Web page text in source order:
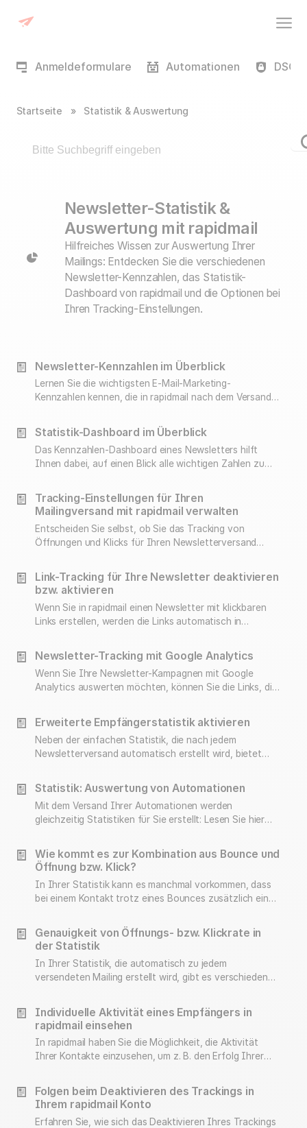
Anmeldeformulare Automationen
Startseite » Statistik & Auswertung
Newsletter-Statistik &
Auswertung mit rapidmail
Hilfreiches Wissen zur Auswertung Ihrer
Mailings: Entdecken Sie die verschiedenen
Newsletter-Kennzahlen, das Statistik-
Dashboard von rapidmail und die Optionen bei
Ihren Tracking-Einstellungen.
Newsletter-Kennzahlen im Überblick
Lernen Sie die wichtigsten E-Mail-Marketing-
Kennzahlen kennen, die in rapidmail nach dem Versand
Erfolgsmessung verwenden können.
Statistik-Dashboard im Überblick
Das Kennzahlen-Dashboard eines Newsletters hilft
Ihnen dabei, auf einen Blick alle wichtigen Zahlen zu
Tracking-Einstellungen für Ihren
Mailingversand mit rapidmail verwalten
Entscheiden Sie selbst, ob Sie das Tracking von
Öffnungen und Klicks für Ihren Newsletterversand
Link-Tracking für Ihre Newsletter deaktivieren
bzw. aktivieren
Wenn Sie in rapidmail einen Newsletter mit klickbaren
Links erstellen, werden die Links automatisch in
Möglichkeit, in der Newsletter-Statistik zu prüfen, ob,
wie oft, und von welchen Empfängern diese Links
geklickt wurden.
Newsletter-Tracking mit Google Analytics
Wenn Sie Ihre Newsletter-Kampagnen mit Google
Analytics auswerten möchten, können Sie die Links, die
Parametern erweitern.
Erweiterte Empfängerstatistik aktivieren
Neben der einfachen Statistik, die nach jedem
Newsletterversand automatisch erstellt wird, bietet
an. Diese können Sie kostenlos im Statistiken-Bereich
aktivieren.
Statistik: Auswertung von Automationen
Mit dem Versand Ihrer Automationen werden
gleichzeitig Statistiken für Sie erstellt: Lesen Sie hier
Wie kommt es zur Kombination aus Bounce und
Öffnung bzw. Klick?
In Ihrer Statistik kann es manchmal vorkommen, dass
bei einem Kontakt trotz eines Bounces zusätzlich ein
erfahren Sie hier.
Genauigkeit von Öffnungs- bzw. Klickrate in
der Statistik
In Ihrer Statistik, die automatisch zu jedem
versendeten Mailing erstellt wird, gibt es verschiedene
Öffnungs- und die Klickrate.
Individuelle Aktivität eines Empfängers in
rapidmail einsehen
In rapidmail haben Sie die Möglichkeit, die Aktivität
Ihrer Kontakte einzusehen, um z. B. den Erfolg Ihrer
Ihrer Kontakte besser zu verstehen.
Folgen beim Deaktivieren des Trackings in
Ihrem rapidmail Konto
Erfahren Sie, wie sich das Deaktivieren Ihres Trackings